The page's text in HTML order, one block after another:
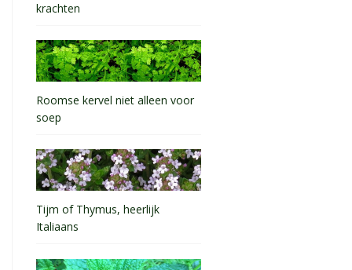
krachten
Roomse kervel niet alleen voor
soep
Tijm of Thymus, heerlijk
Italiaans